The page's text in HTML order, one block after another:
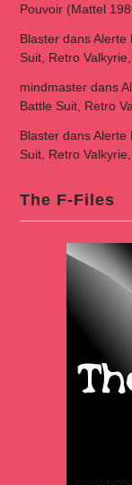
Pouvoir (Mattel
BlasterdansAlerte
Suit, Retro
mindmasterdans
Battle Suit, Retro
BlasterdansAlerte
Suit, Retro
The F-Files